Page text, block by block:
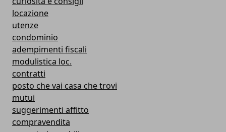
locazione
utenze
condominio
adempimenti fiscali
modulistica loc.
contratti
posto che vai casa che trovi
mutui
suggerimenti affitto
compravendita